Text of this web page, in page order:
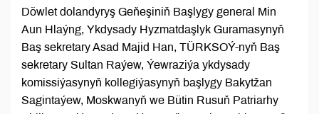
Döwlet dolandyryş Geňeşiniň Başlygy general Min
Aun Hlaýng, Ykdysady Hyzmatdaşlyk Guramasynyň
Baş sekretary Asad Majid Han, TÜRKSOÝ-nyň Baş
sekretary Sultan Raýew, Ýewraziýa ykdysady
komissiýasynyň kollegiýasynyň başlygy Bakytžan
Sagintaýew, Moskwanyň we Bütin Rusuň Patriarhy